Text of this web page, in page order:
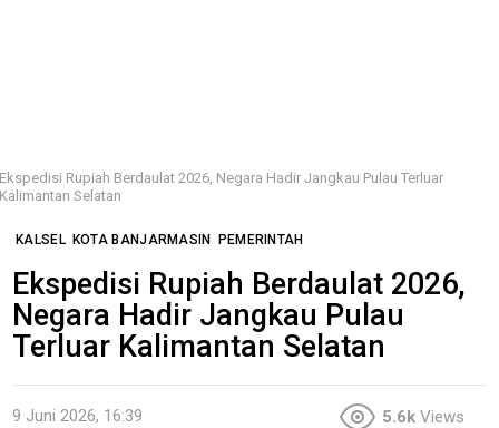
Ekspedisi Rupiah Berdaulat 2026, Negara Hadir Jangkau Pulau Terluar
Kalimantan Selatan
KALSEL KOTA BANJARMASIN PEMERINTAH
Ekspedisi Rupiah Berdaulat 2026,
Negara Hadir Jangkau Pulau
Terluar Kalimantan Selatan
9 Juni 2026, 16:39 5.6k Views